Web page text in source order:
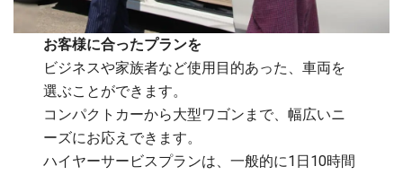
お客様に合ったプランを
ビジネスや家族者など使用目的あった、車両を
選ぶことができます。
コンパクトカーから大型ワゴンまで、幅広いニ
ーズにお応えできます。
ハイヤーサービスプランは、一般的に1日10時間